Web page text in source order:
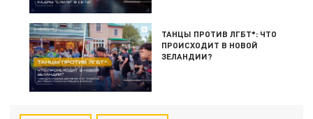
ТАНЦЫ ПРОТИВ ЛГБТ*: ЧТО
ПРОИСХОДИТ В НОВОЙ
ЗЕЛАНДИИ?